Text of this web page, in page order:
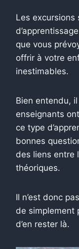
Les excursions
que vous
offrir à votre
inestimables.
Bien entendu,
enseignants
ce type
bonnes
des liens entre
théoriques.
Il n’est donc
de simplement
d’en rester là.